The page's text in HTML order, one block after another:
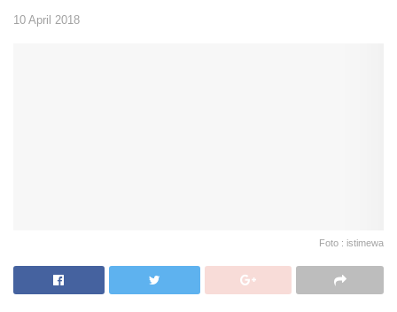
10 April 2018
Foto : istimewa